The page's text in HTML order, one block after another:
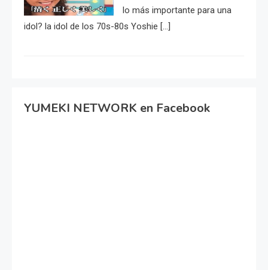
lo más importante para una
idol? la idol de los 70s-80s Yoshie […]
YUMEKI NETWORK en Facebook